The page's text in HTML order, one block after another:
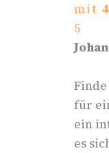
mit 4
5
für
ein
es